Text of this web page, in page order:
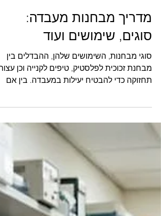
20 ביולי
זמן קריאה 3 דקות
מדריך מבחנות מעבדה:
סוגים, שימושים ועוד
סוגי מבחנות, השימושים שלהן, ההבדלים בין
המבחנה הנכונה תלויה בצרכים הספציפיים
שלכם כגון עמידות בטמפרטורה מסוימת,
כימית ואפשרויות שימוש חוזר. מבחנות הן כלי
חיוני במעבדות ברחבי העולם, והן משמשות
לביצוע ניסויים, טיפול בתגובות כימיות ואחסון
דגימות ביולוגיות. בין אם אתם אנשי מקצוע
ותיקים או חדשים במעבדה, הבנת הסוגים
השונים של מבחנות, השימושים שלהן ושיטות